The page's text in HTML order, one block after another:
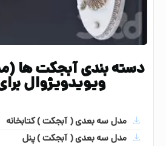
دسته بندی آبجکت ها
ویویدویژوال
مدل سه بعدی ( آبجکت ) کتابخانه
مدل سه بعدی ( آبجکت ) پنل